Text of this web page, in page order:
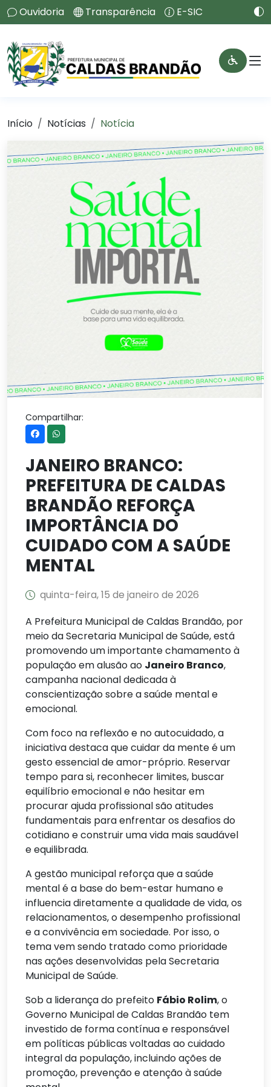
Ouvidoria Transparência E-SIC
Início Notícias Notícia
Compartilhar:
JANEIRO BRANCO:
PREFEITURA DE CALDAS
BRANDÃO REFORÇA
IMPORTÂNCIA DO
CUIDADO COM A SAÚDE
MENTAL
quinta-feira, 15 de janeiro de 2026
A Prefeitura Municipal de Caldas Brandão, por
meio da Secretaria Municipal de Saúde, está
promovendo um importante chamamento à
população em alusão ao Janeiro Branco,
campanha nacional dedicada à
conscientização sobre a saúde mental e
emocional.
Com foco na reflexão e no autocuidado, a
iniciativa destaca que cuidar da mente é um
gesto essencial de amor-próprio. Reservar
tempo para si, reconhecer limites, buscar
equilíbrio emocional e não hesitar em
procurar ajuda profissional são atitudes
fundamentais para enfrentar os desafios do
cotidiano e construir uma vida mais saudável
e equilibrada.
A gestão municipal reforça que a saúde
mental é a base do bem-estar humano e
influencia diretamente a qualidade de vida, os
relacionamentos, o desempenho profissional
e a convivência em sociedade. Por isso, o
tema vem sendo tratado como prioridade
nas ações desenvolvidas pela Secretaria
Municipal de Saúde.
Sob a liderança do prefeito Fábio Rolim, o
Governo Municipal de Caldas Brandão tem
investido de forma contínua e responsável
em políticas públicas voltadas ao cuidado
integral da população, incluindo ações de
promoção, prevenção e atenção à saúde